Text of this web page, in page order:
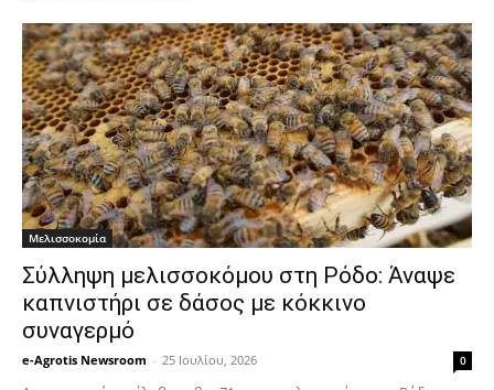
Μελισσοκομία
Σύλληψη μελισσοκόμου στη Ρόδο: Άναψε
καπνιστήρι σε δάσος με κόκκινο
συναγερμό
e-Agrotis Newsroom - 25 Ιουλίου, 2026 0